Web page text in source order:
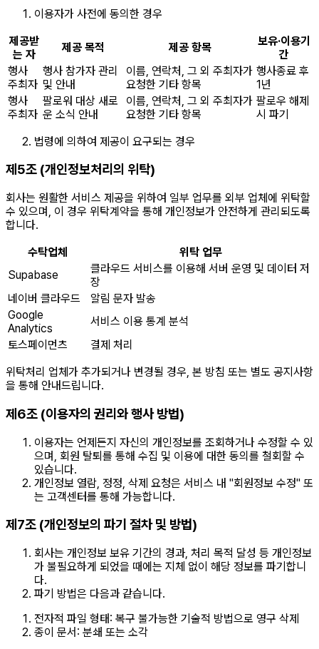
이용자가 사전에 동의한 경우
제공받
는 자
제공 목적 제공 항목
보유·이용기
간
행사
주최자
행사 참가자 관리
및 안내
이름, 연락처, 그 외 주최자가
요청한 기타 항목
행사종료 후
1년
행사
주최자
팔로워 대상 새로
운 소식 안내
이름, 연락처, 그 외 주최자가
요청한 기타 항목
팔로우 해제
시 파기
법령에 의하여 제공이 요구되는 경우
제5조 (개인정보처리의 위탁)
회사는 원활한 서비스 제공을 위하여 일부 업무를 외부 업체에 위탁할
수 있으며, 이 경우 위탁계약을 통해 개인정보가 안전하게 관리되도록
합니다.
수탁업체
위탁 업무
Supabase
클라우드 서비스를 이용해 서버 운영 및 데이터 저
장
네이버 클라우드
알림 문자 발송
Google
Analytics
서비스 이용 통계 분석
토스페이먼츠
결제 처리
위탁처리 업체가 추가되거나 변경될 경우, 본 방침 또는 별도 공지사항
을 통해 안내드립니다.
제6조 (이용자의 권리와 행사 방법)
이용자는 언제든지 자신의 개인정보를 조회하거나 수정할 수 있
으며, 회원 탈퇴를 통해 수집 및 이용에 대한 동의를 철회할 수
있습니다.
개인정보 열람, 정정, 삭제 요청은 서비스 내 "회원정보 수정" 또
는 고객센터를 통해 가능합니다.
제7조 (개인정보의 파기 절차 및 방법)
회사는 개인정보 보유 기간의 경과, 처리 목적 달성 등 개인정보
가 불필요하게 되었을 때에는 지체 없이 해당 정보를 파기합니
다.
파기 방법은 다음과 같습니다.
전자적 파일 형태: 복구 불가능한 기술적 방법으로 영구 삭제
종이 문서: 분쇄 또는 소각